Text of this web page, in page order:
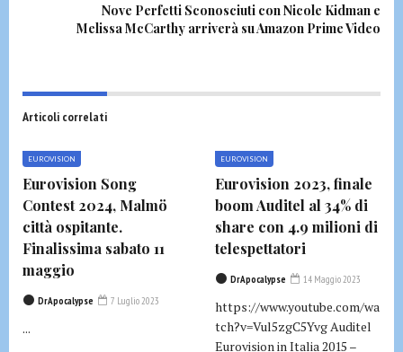
Nove Perfetti Sconosciuti con Nicole Kidman e
Melissa McCarthy arriverà su Amazon Prime Video
Articoli correlati
EUROVISION
Eurovision Song
Contest 2024, Malmö
città ospitante.
Finalissima sabato 11
maggio
DrApocalypse 7 Luglio 2023
...
EUROVISION
Eurovision 2023, finale
boom Auditel al 34% di
share con 4.9 milioni di
telespettatori
DrApocalypse 14 Maggio 2023
https://www.youtube.com/wa
tch?v=Vul5zgC5Yvg Auditel
Eurovision in Italia 2015 –